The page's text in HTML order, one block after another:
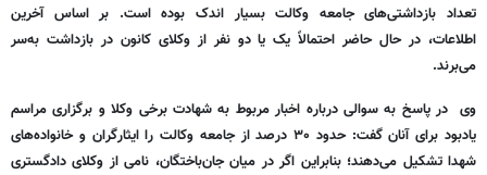
تعداد بازداشتی‌های جامعه وکالت بسیار اندک بوده است. بر اساس آخرین
اطلاعات، در حال حاضر احتمالاً یک یا دو نفر از وکلای کانون در بازداشت به‌سر
می‌برند.
وی در پاسخ به سوالی درباره اخبار مربوط به شهادت برخی وکلا و برگزاری مراسم
یادبود برای آنان گفت: حدود ۳۰ درصد از جامعه وکالت را ایثارگران و خانواده‌های
شهدا تشکیل می‌دهند؛ بنابراین اگر در میان جان‌باختگان، نامی از وکلای دادگستری